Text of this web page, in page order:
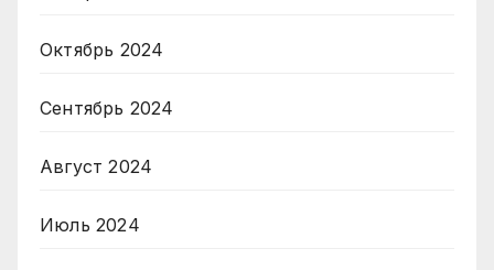
Октябрь 2024
Сентябрь 2024
Август 2024
Июль 2024